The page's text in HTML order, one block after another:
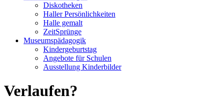
Diskotheken
Haller Persönlichkeiten
Halle gemalt
ZeitSprünge
Museumspädagogik
Kindergeburtstag
Angebote für Schulen
Ausstellung Kinderbilder
Verlaufen?